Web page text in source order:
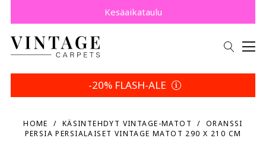
Säästä 5 % | Palautusehtosi
Osta nyt, maksa myöhemmin Klarnalla.
Kesäaikataulu
-20% FLASH-ALE
HOME KÄSINTEHDYT VINTAGE-MATOT
ORANSSI
PERSIA PERSIALAISET VINTAGE MATOT 290 X 210 CM